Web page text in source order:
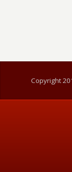
Copyright